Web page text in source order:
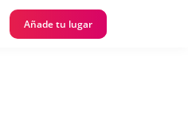
Añade tu lugar